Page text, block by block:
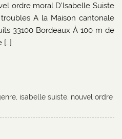
ordre moral D’Isabelle Suiste
A la Maison cantonale
33100 Bordeaux À 100 m de
[…]
isabelle suiste nouvel ordre